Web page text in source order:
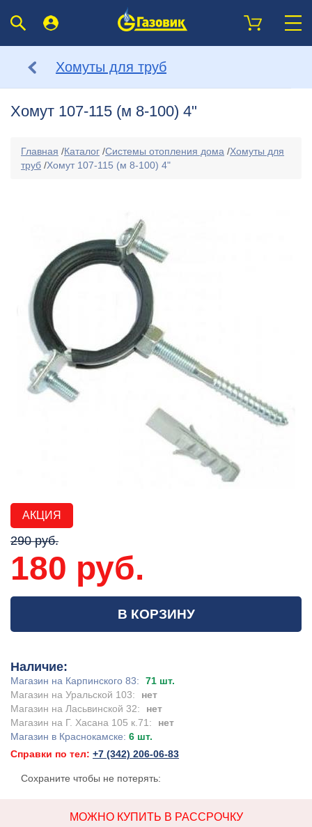
Хомуты для труб
Хомут 107-115 (м 8-100) 4"
Главная /Каталог /Системы отопления дома /Хомуты для
труб /Хомут 107-115 (м 8-100) 4"
АКЦИЯ
290 руб.
180 руб.
В КОРЗИНУ
Наличие:
Магазин на Карпинского 83:
71 шт.
Магазин на Уральской 103:
нет
Магазин на Ласьвинской 32:
нет
Магазин на Г. Хасана 105 к.71:
нет
Магазин в Краснокамске: 6 шт.
Справки по тел: +7 (342) 206-06-83
Сохраните чтобы не потерять:
МОЖНО КУПИТЬ В РАССРОЧКУ